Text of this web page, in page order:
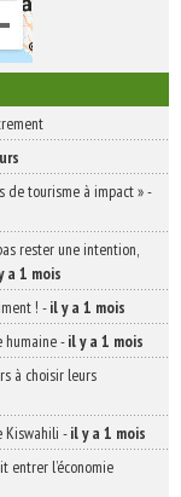
de tourisme à impact »-
rester une intention,
a 1 mois
! -il y a 1 mois
humaine-il y a 1 mois
à choisir leurs
Kiswahili -il y a 1 mois
entrer l’économie